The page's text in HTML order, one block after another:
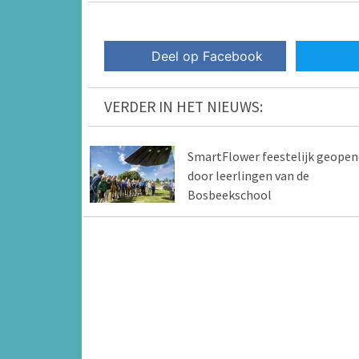
Deel op Facebook
VERDER IN HET NIEUWS:
SmartFlower feestelijk
door leerlingen van de
Bosbeekschool